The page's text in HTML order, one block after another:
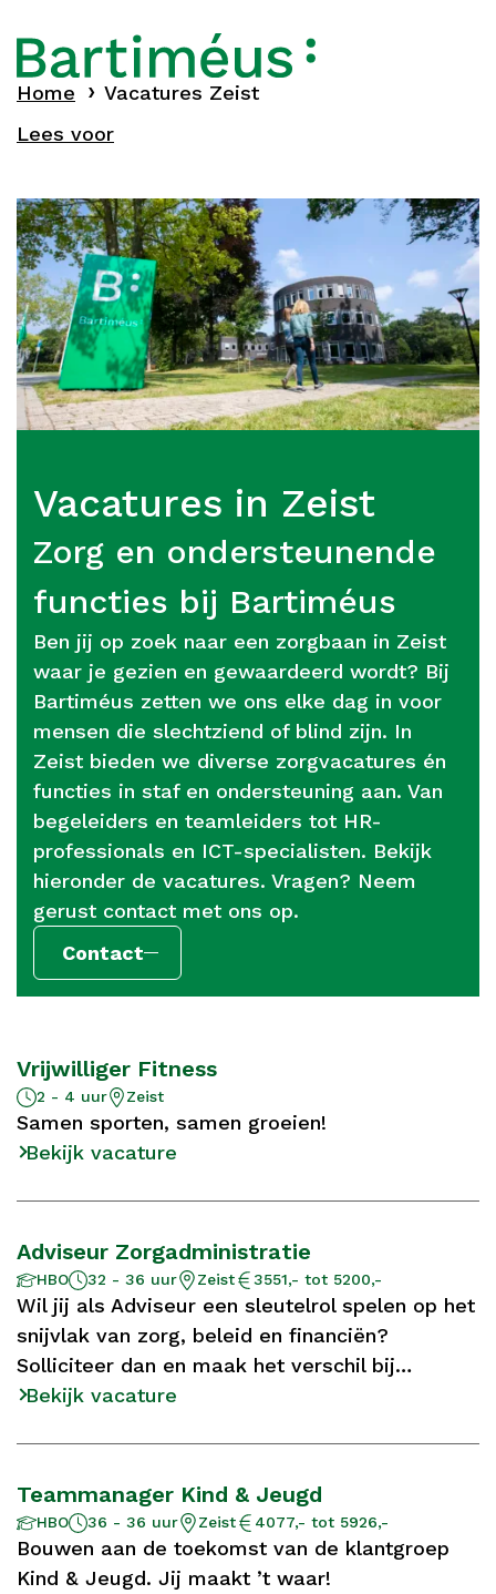
Home
Vacatures Zeist
Lees voor
Vacatures in Zeist
Zorg en ondersteunende
functies bij Bartiméus
Ben jij op zoek naar een zorgbaan in Zeist
waar je gezien en gewaardeerd wordt? Bij
Bartiméus zetten we ons elke dag in voor
mensen die slechtziend of blind zijn. In
Zeist bieden we diverse zorgvacatures én
functies in staf en ondersteuning aan. Van
begeleiders en teamleiders tot HR-
professionals en ICT-specialisten. Bekijk
hieronder de vacatures. Vragen? Neem
gerust contact met ons op.
Contact
Vrijwilliger Fitness
Aantal
uur2 - 4 uur
Locatie Zeist
Samen sporten, samen groeien!
Bekijk vacature
Adviseur Zorgadministratie
Opleidingsniveau
HBO
Aantal
uur
32 - 36 uur
Locatie Zeist
Salaris 3551,- tot 5200,-
Wil jij als Adviseur een sleutelrol spelen op het
snijvlak van zorg, beleid en financiën?
Solliciteer dan en maak het verschil bij
Bartiméus!
Bekijk vacature
Teammanager Kind & Jeugd
Opleidingsniveau
HBO
Aantal
uur
36 - 36 uur
Locatie Zeist
Salaris 4077,- tot 5926,-
Bouwen aan de toekomst van de klantgroep
Kind & Jeugd. Jij maakt ’t waar!